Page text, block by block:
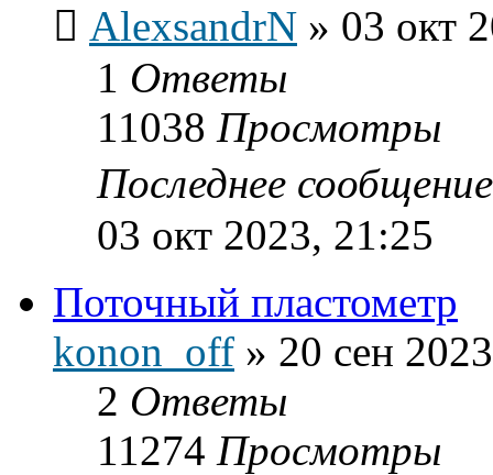
AlexsandrN » 03 окт
1 Ответы
11038 Просмотры
Последнее
03 окт 2023, 21:25
Поточный пластометр
konon_off » 20 сен
2 Ответы
11274 Просмотры